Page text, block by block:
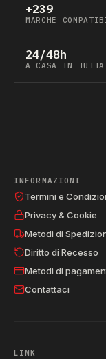
+239
MARCHE
24/48h
A CASA IN
INFORMAZIONI
Termini e
Privacy & Cookie
Metodi di
Diritto di Recesso
Metodi di
Contattaci
LINK